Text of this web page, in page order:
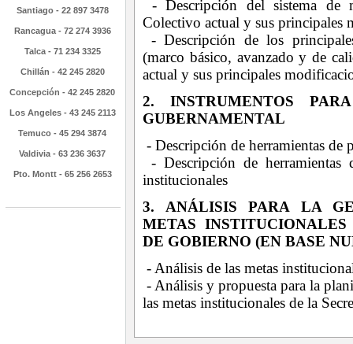
Santiago - 22 897 3478
Rancagua - 72 274 3936
Talca - 71 234 3325
Chillán - 42 245 2820
Concepción - 42 245 2820
Los Angeles - 43 245 2113
Temuco - 45 294 3874
Valdivia - 63 236 3637
Pto. Montt - 65 256 2653
- Descripción del sistema de
Colectivo actual y sus principales
- Descripción de los
(marco básico, avanzado y de
actual y sus principales
2. INSTRUMENTOS
GUBERNAMENTAL
- Descripción de herramientas de
- Descripción de herramientas
institucionales
3. ANÁLISIS PARA LA
METAS
DE GOBIERNO (EN BASE
- Análisis de las metas
- Análisis y propuesta para la
las metas institucionales de la